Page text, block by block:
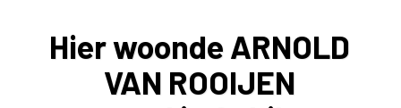
Hier woonde ARNOLD
VAN ROOIJEN